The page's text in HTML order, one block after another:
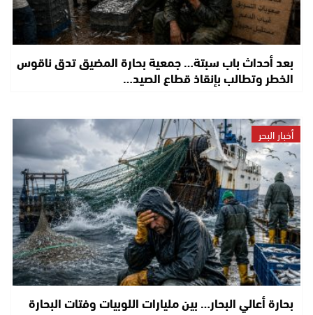
بعد أحداث باب سبتة… جمعية بحارة المضيق تدق ناقوس
الخطر وتطالب بإنقاذ قطاع الصيد…
أخبار البحر
بحارة أعالي البحار… بين مليارات اللوبيات وفتات البحارة